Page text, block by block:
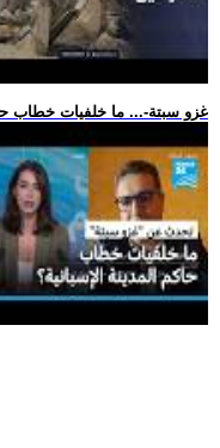
.. -غزو سبتة-... ما خلفيات خطاب